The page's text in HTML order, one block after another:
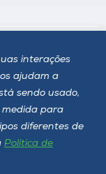
interações
ajudam a
sendo usado,
medida para
diferentes de
Política de